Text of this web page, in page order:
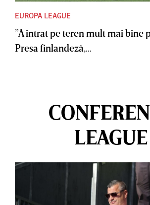
EUROPA LEAGUE
”A intrat pe teren mult mai bine
Presa finlandeză,...
LEAGUE